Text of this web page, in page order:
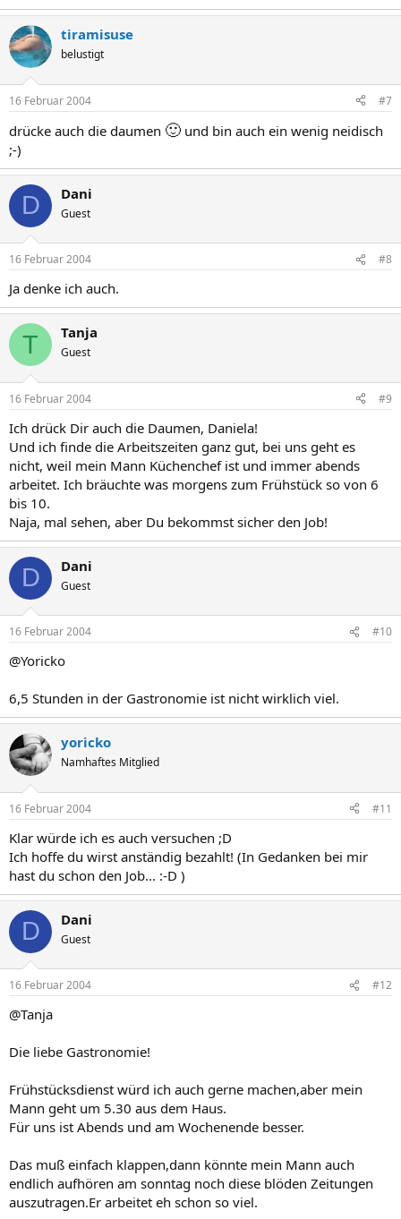
tiramisuse
belustigt
16 Februar 2004 #7
drücke auch die daumen 🙂 und bin auch ein wenig neidisch
;-)
D Dani
Guest
16 Februar 2004 #8
Ja denke ich auch.
T Tanja
Guest
16 Februar 2004 #9
Ich drück Dir auch die Daumen, Daniela!
Und ich finde die Arbeitszeiten ganz gut, bei uns geht es
nicht, weil mein Mann Küchenchef ist und immer abends
arbeitet. Ich bräuchte was morgens zum Frühstück so von 6
bis 10.
Naja, mal sehen, aber Du bekommst sicher den Job!
D Dani
Guest
16 Februar 2004 #10
@Yoricko
6,5 Stunden in der Gastronomie ist nicht wirklich viel.
yoricko
Namhaftes Mitglied
16 Februar 2004 #11
Klar würde ich es auch versuchen ;D
Ich hoffe du wirst anständig bezahlt! (In Gedanken bei mir
hast du schon den Job... :-D )
D Dani
Guest
16 Februar 2004 #12
@Tanja
Die liebe Gastronomie!
Frühstücksdienst würd ich auch gerne machen,aber mein
Mann geht um 5.30 aus dem Haus.
Für uns ist Abends und am Wochenende besser.
Das muß einfach klappen,dann könnte mein Mann auch
endlich aufhören am sonntag noch diese blöden Zeitungen
auszutragen.Er arbeitet eh schon so viel.